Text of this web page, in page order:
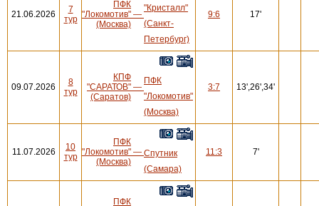
21.06.2026
7
тур
ПФК
"Локомотив"
(Москва)
—
"Кристалл"
(Санкт-
Петербург)
9:6 17'
09.07.2026
8
тур
КПФ
"САРАТОВ"
(Саратов)
—
ПФК
"Локомотив"
(Москва)
3:7 13',26',34'
11.07.2026
10
тур
ПФК
"Локомотив"
(Москва)
— Спутник
(Самара)
11:3 7'
ПФК